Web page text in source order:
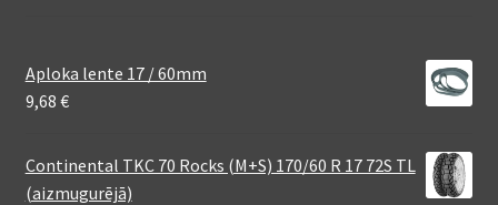
Aploka lente 17 / 60mm
9,68 €
Continental TKC 70 Rocks (M+S) 170/60 R 17 72S TL
(aizmugurējā)